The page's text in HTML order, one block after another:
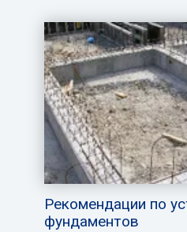
Рекомендации по
фундаментов